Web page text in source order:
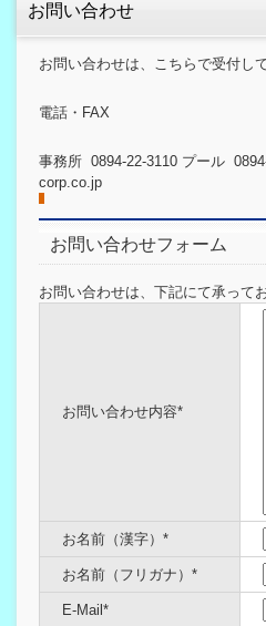
お問い合わせ
お問い合わせは、こちらで受付し
電話・FAX
事務所 0894-22-3110 プール
corp.co.jp
お問い合わせフォーム
お問い合わせは、下記にて承って
お問い合わせ内容*
お名前（漢字）*
お名前（フリガナ）*
E-Mail*